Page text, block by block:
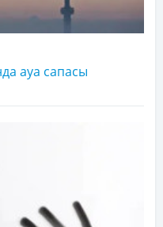
ауа сапасы